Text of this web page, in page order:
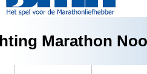
Marathon